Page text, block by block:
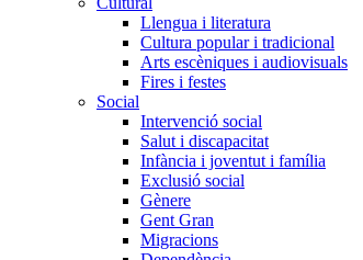
Llengua i literatura
Cultura popular i tradicional
Arts escèniques i audiovisuals
Fires i festes
Social
Intervenció social
Salut i discapacitat
Infància i joventut i família
Exclusió social
Gènere
Gent Gran
Migracions